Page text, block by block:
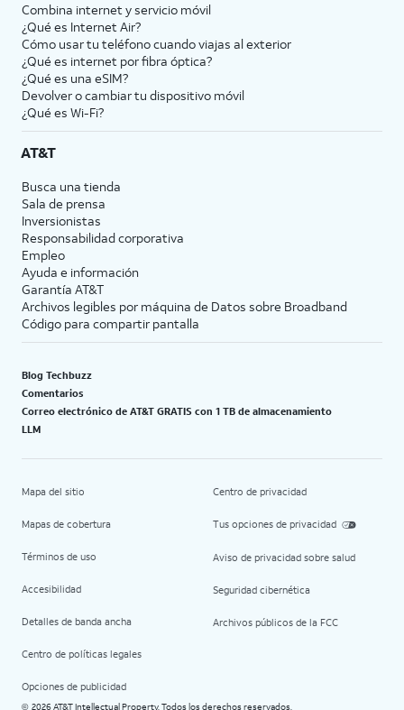
Combina internet y servicio móvil
¿Qué es Internet Air?
Cómo usar tu teléfono cuando viajas al exterior
¿Qué es internet por fibra óptica?
¿Qué es una eSIM?
Devolver o cambiar tu dispositivo móvil
¿Qué es Wi-Fi?
AT&T
Busca una tienda
Sala de prensa
Inversionistas
Responsabilidad corporativa
Empleo
Ayuda e información
Garantía AT&T
Archivos legibles por máquina de Datos sobre Broadband
Código para compartir pantalla
Blog Techbuzz
Comentarios
Correo electrónico de AT&T GRATIS con 1 TB de almacenamiento
LLM
Mapa del sitio
Mapas de cobertura
Términos de uso
Accesibilidad
Detalles de banda ancha
Centro de políticas legales
Opciones de publicidad
Centro de privacidad
Tus opciones de privacidad
Aviso de privacidad sobre salud
Seguridad cibernética
Archivos públicos de la FCC
© 2026 AT&T Intellectual Property. Todos los derechos reservados.